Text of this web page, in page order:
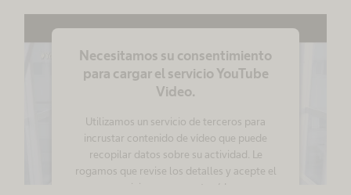
Necesitamos su consentimiento
para cargar el servicio YouTube
Video.
Utilizamos un servicio de terceros para
incrustar contenido de vídeo que puede
recopilar datos sobre su actividad. Le
rogamos que revise los detalles y acepte el
servicio para ver este vídeo.